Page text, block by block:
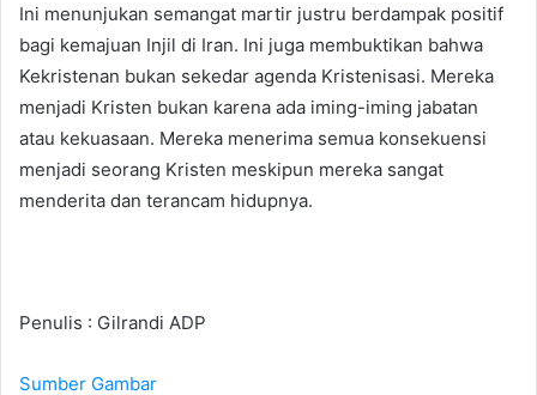
Ini menunjukan semangat martir justru berdampak positif
bagi kemajuan Injil di Iran. Ini juga membuktikan bahwa
Kekristenan bukan sekedar agenda Kristenisasi. Mereka
menjadi Kristen bukan karena ada iming-iming jabatan
atau kekuasaan. Mereka menerima semua konsekuensi
menjadi seorang Kristen meskipun mereka sangat
menderita dan terancam hidupnya.
Penulis : Gilrandi ADP
Sumber Gambar